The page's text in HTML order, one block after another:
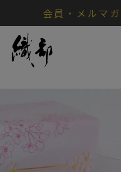
会員・メルマ